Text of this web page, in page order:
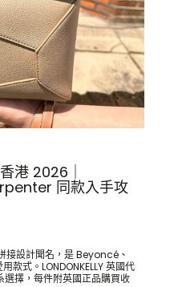
港 2026｜
同款入手攻
接設計聞名，是 Beyoncé、
式。LONDONKELLY 英國代
擇，每件附英國正品購買收